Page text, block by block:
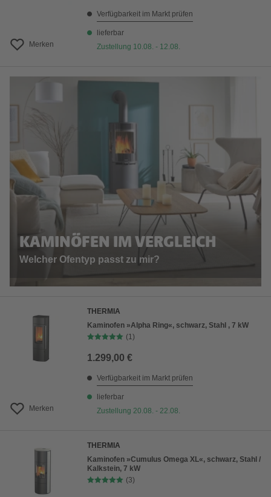
Merken
Verfügbarkeit im Markt prüfen
lieferbar
Zustellung 10.08. - 12.08.
KAMINÖFEN IM VERGLEICH
Welcher Ofentyp passt zu mir?
Merken
THERMIA
Kaminofen »Alpha Ring«, schwarz, Stahl , 7 kW
(1)
1.299,00 €
Verfügbarkeit im Markt prüfen
lieferbar
Zustellung 20.08. - 22.08.
THERMIA
Kaminofen »Cumulus Omega XL«, schwarz, Stahl /
Kalkstein, 7 kW
(3)